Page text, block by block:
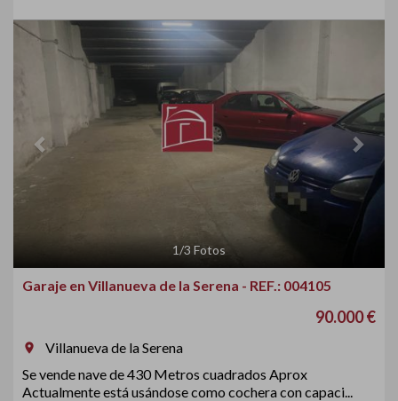
Previous
1/3 Fotos
Garaje en Villanueva de la Serena - REF.: 004105
90.000 €
room
Villanueva de la Serena
Se vende nave de 430 Metros cuadrados Aprox
Actualmente está usándose como cochera con capaci...